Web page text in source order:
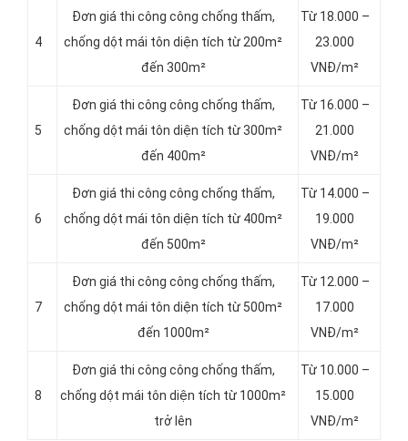
4
Đơn giá thi công công chống thấm,
chống dột mái tôn diện tích từ 200m²
đến 300m²
Từ 18.000 –
23.000
VNĐ/m²
5
Đơn giá thi công công chống thấm,
chống dột mái tôn diện tích từ 300m²
đến 400m²
Từ 16.000 –
21.000
VNĐ/m²
6
Đơn giá thi công công chống thấm,
chống dột mái tôn diện tích từ 400m²
đến 500m²
Từ 14.000 –
19.000
VNĐ/m²
7
Đơn giá thi công công chống thấm,
chống dột mái tôn diện tích từ 500m²
đến 1000m²
Từ 12.000 –
17.000
VNĐ/m²
8
Đơn giá thi công công chống thấm,
chống dột mái tôn diện tích từ 1000m²
trở lên
Từ 10.000 –
15.000
VNĐ/m²